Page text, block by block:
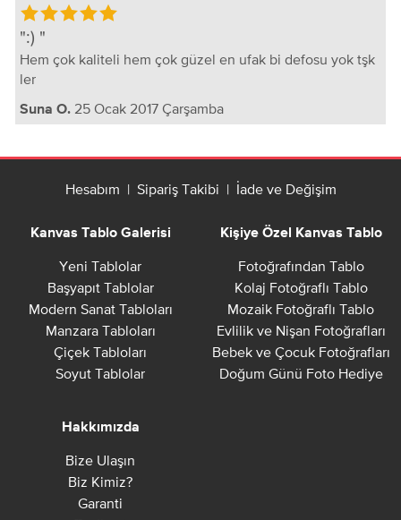
:)
Hem çok kaliteli hem çok güzel en ufak bi defosu yok tşk
ler
Suna O. 25 Ocak 2017 Çarşamba
Hesabım | Sipariş Takibi | İade ve Değişim
Kanvas Tablo Galerisi
Yeni Tablolar
Başyapıt Tablolar
Modern Sanat Tabloları
Manzara Tabloları
Çiçek Tabloları
Soyut Tablolar
Kişiye Özel Kanvas Tablo
Fotoğrafından Tablo
Kolaj Fotoğraflı Tablo
Mozaik Fotoğraflı Tablo
Evlilik ve Nişan Fotoğrafları
Bebek ve Çocuk Fotoğrafları
Doğum Günü Foto Hediye
Hakkımızda
Bize Ulaşın
Biz Kimiz?
Garanti